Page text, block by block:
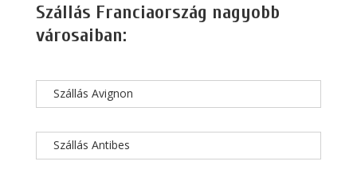
Szállás Franciaország nagyobb
városaiban:
Szállás Avignon
Szállás Antibes